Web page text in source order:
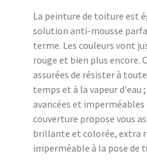
La peinture de toiture est
solution anti-mousse
terme. Les couleurs vont
rouge et bien plus encore.
assurées de résister à
temps et à la vapeur d'eau
avancées et imperméables
couverture propose vous
brillante et colorée, extra
imperméable à la pose de